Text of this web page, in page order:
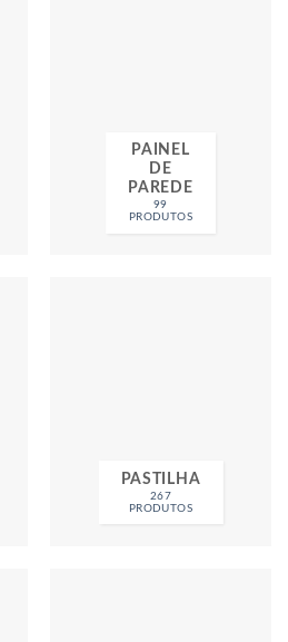
PAINEL
DE
PAREDE
99
PRODUTOS
PASTILHA
267
PRODUTOS